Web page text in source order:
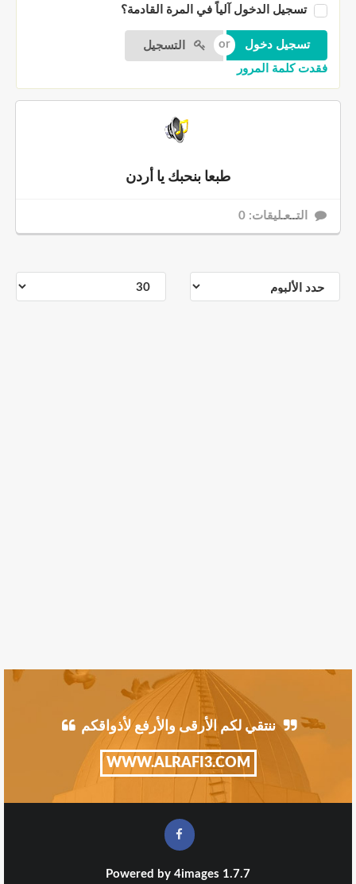
تسجيل الدخول آلياً في المرة القادمة؟
التسجيل
فقدت كلمة المرور
طبعا بنحبك يا أردن
التــعـليقات: 0
ننتقي لكم الأرقى والأرفع لأذواقكم
WWW.ALRAFI3.COM
Powered by 4images 1.7.7